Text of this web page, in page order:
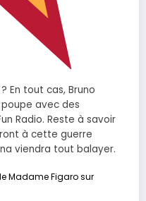
En tout cas, Bruno
avec des
Radio. Reste à savoir
à cette guerre
viendra tout balayer.
Madame Figaro sur